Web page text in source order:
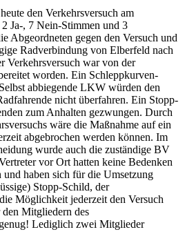
den Verkehrsversuch am
Ja-, 7 Nein-Stimmen und 3
Abgeordneten gegen den Versuch und
Radverbindung von Elberfeld nach
Verkehrsversuch war von der
worden. Ein Schleppkurven-
abbiegende LKW würden den
nicht überfahren. Ein Stopp-
zum Anhalten gezwungen. Durch
wäre die Maßnahme auf ein
abgebrochen werden können. Im
wurde auch die zuständige BV
vor Ort hatten keine Bedenken
haben sich für die Umsetzung
Stopp-Schild, der
Möglichkeit jederzeit den Versuch
Mitgliedern des
Lediglich zwei Mitglieder